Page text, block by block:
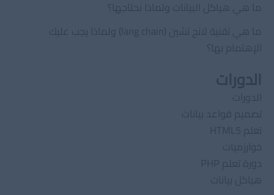
ما هي هياكل البيانات ولماذا نحتاجها؟
ما هي تقنية لانج تشين (lang chain) ولماذا يجب عليك
الإهتمام بها؟
الدورات
الدورات
تصميم قواعد بيانات
تعلم HTML5
خوارزميات
دورة تعلم PHP
هياكل بيانات